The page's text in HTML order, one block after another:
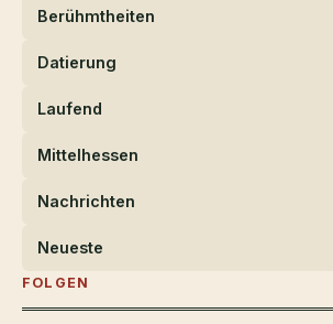
Berühmtheiten
Datierung
Laufend
Mittelhessen
Nachrichten
Neueste
FOLGEN